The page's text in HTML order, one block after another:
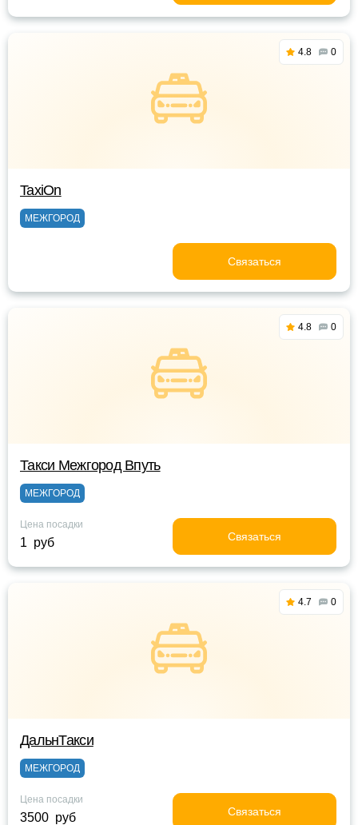
4.8 0
TaxiOn
МЕЖГОРОД
Связаться
4.8 0
Такси Межгород Впуть
МЕЖГОРОД
Цена посадки
1 руб Связаться
4.7 0
ДальнТакси
МЕЖГОРОД
Цена посадки
3500 руб Связаться